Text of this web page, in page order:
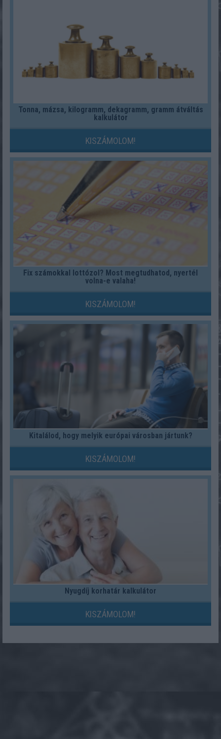
Tonna, mázsa, kilogramm, dekagramm, gramm átváltás
kalkulátor
KISZÁMOLOM!
Fix számokkal lottózol? Most megtudhatod, nyertél
volna-e valaha!
KISZÁMOLOM!
Kitalálod, hogy melyik európai városban jártunk?
KISZÁMOLOM!
Nyugdíj korhatár kalkulátor
KISZÁMOLOM!